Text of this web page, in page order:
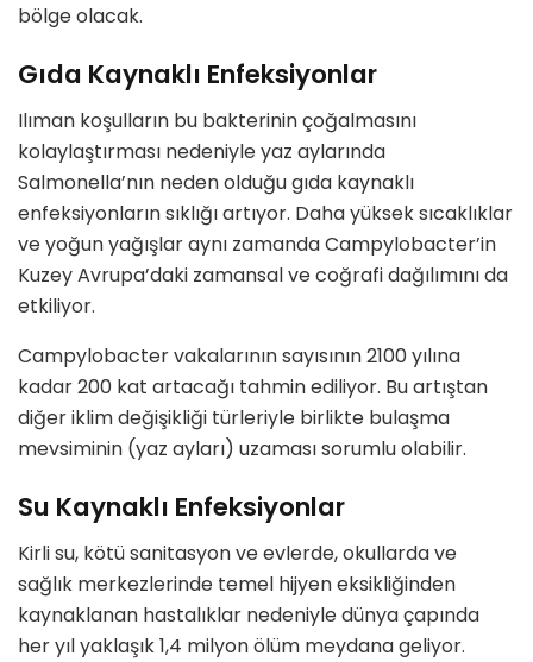
bölge olacak.
Gıda Kaynaklı Enfeksiyonlar
Ilıman koşulların bu bakterinin çoğalmasını
kolaylaştırması nedeniyle yaz aylarında
Salmonella’nın neden olduğu gıda kaynaklı
enfeksiyonların sıklığı artıyor. Daha yüksek sıcaklıklar
ve yoğun yağışlar aynı zamanda Campylobacter’in
Kuzey Avrupa’daki zamansal ve coğrafi dağılımını da
etkiliyor.
Campylobacter vakalarının sayısının 2100 yılına
kadar 200 kat artacağı tahmin ediliyor. Bu artıştan
diğer iklim değişikliği türleriyle birlikte bulaşma
mevsiminin (yaz ayları) uzaması sorumlu olabilir.
Su Kaynaklı Enfeksiyonlar
Kirli su, kötü sanitasyon ve evlerde, okullarda ve
sağlık merkezlerinde temel hijyen eksikliğinden
kaynaklanan hastalıklar nedeniyle dünya çapında
her yıl yaklaşık 1,4 milyon ölüm meydana geliyor.